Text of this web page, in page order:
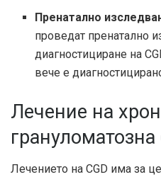
Пренатално
проведат пренатално
диагностициране на
вече е
Лечение на
грануломатозна
Лечението на CGD има за